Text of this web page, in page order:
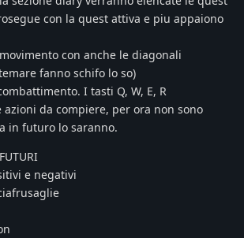
con la quest attiva e piu appaiono
con anche le diagonali
fanno schifo lo so)
I tasti Q, W, E, R
da compiere, per ora non sono
in futuro lo saranno.
e negativi